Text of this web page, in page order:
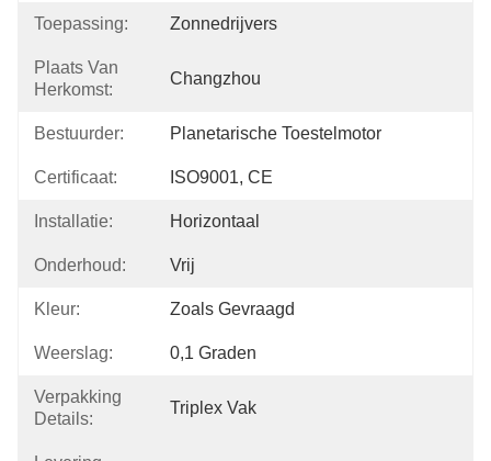
Toepassing: Zonnedrijvers
Plaats Van
Herkomst:
Changzhou
Bestuurder: Planetarische Toestelmotor
Certificaat: ISO9001, CE
Installatie: Horizontaal
Onderhoud: Vrij
Kleur: Zoals Gevraagd
Weerslag: 0,1 Graden
Verpakking
Details:
Triplex Vak